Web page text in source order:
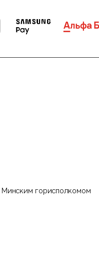
горисполкомом